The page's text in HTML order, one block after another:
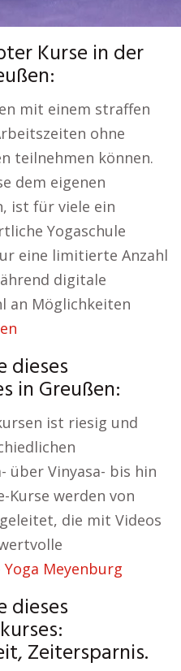
Kurse in der
mit einem straffen
ohne
teilnehmen können.
dem eigenen
ist für viele ein
Yogaschule
eine limitierte Anzahl
digitale
an Möglichkeiten
dieses
in Greußen:
ist riesig und
über Vinyasa- bis hin
Kurse werden von
die mit Videos
Yoga Meyenburg
dieses
Zeitersparnis.